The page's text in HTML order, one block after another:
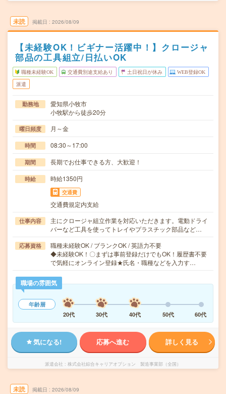
未読 掲載日 2026/08/09
【未経験OK！ビギナー活躍中！】クロージャ
部品の工具組立/日払いOK
職種未経験OK 交通費別途支給あり 土日祝日が休み WEB登録OK
派遣
勤務地
愛知県小牧市
小牧駅から徒歩20分
曜日頻度 月～金
時間 08:30～17:00
期間 長期でお仕事できる方、大歓迎！
時給 時給1350円
交通費
交通費規定内支給
仕事内容
主にクロージャ組立作業を対応いただきます。電動ドライ
バーなど工具を使ってトレイやプラスチック部品など…
応募資格
職種未経験OK / ブランクOK / 英語力不要
◆未経験OK！〇まずは事前登録だけでもOK！履歴書不要
で気軽にオンライン登録★氏名・職種などを入力す…
職場の雰囲気
年齢層
20代
30代 40代 50代 60代
気になる! 応募へ進む 詳しく見る
派遣会社 株式会社綜合キャリアオプション 製造事業部（全国）
未読 掲載日 2026/08/09